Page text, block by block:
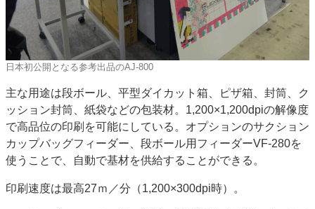
日本初公開となる参考出品のAJ-800
主な用途は段ボール、平型ダイカット箱、ピザ箱、封筒、ク
ッション封筒、紙袋などの包装材。1,200×1,200dpiの解像度
で高品位の印刷を可能にしている。オプションのサクション
カップバッグフィーダー、段ボール用フィーダーVF-280を
使うことで、自動で基材を供給することができる。
印刷速度は最高27ｍ／分（1,200×300dpi時）。